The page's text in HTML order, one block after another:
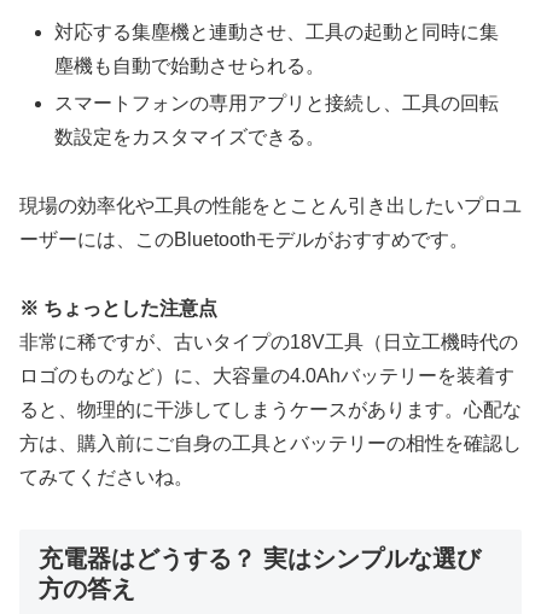
対応する集塵機と連動させ、工具の起動と同時に集
塵機も自動で始動させられる。
スマートフォンの専用アプリと接続し、工具の回転
数設定をカスタマイズできる。
現場の効率化や工具の性能をとことん引き出したいプロユ
ーザーには、このBluetoothモデルがおすすめです。
※ ちょっとした注意点
非常に稀ですが、古いタイプの18V工具（日立工機時代の
ロゴのものなど）に、大容量の4.0Ahバッテリーを装着す
ると、物理的に干渉してしまうケースがあります。心配な
方は、購入前にご自身の工具とバッテリーの相性を確認し
てみてくださいね。
充電器はどうする？ 実はシンプルな選び
方の答え